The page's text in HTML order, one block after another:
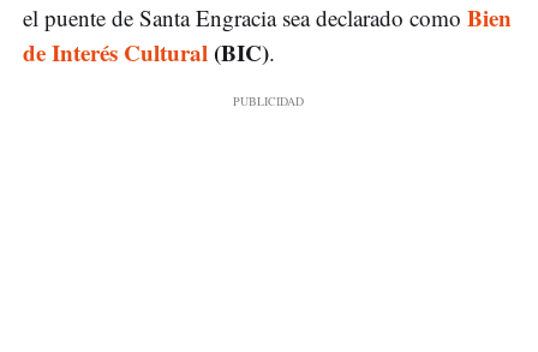
el puente de Santa Engracia sea declarado como Bien
de Interés Cultural (BIC).